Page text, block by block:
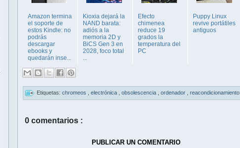
Amazon termina
el soporte de
estos Kindle: no
podrás
descargar
ebooks y
quedarán inse...
Kioxia dejará la
NAND barata:
adiós a la
memoria 2D y
BiCS Gen 3 en
2028, foco total
...
Efecto
chimenea
reduce 19
grados la
temperatura del
PC
Puppy Linux
revive portátiles
antiguos
Etiquetas: chromeos electrónica obsolescencia ordenador reacondicionamiento
0 comentarios :
PUBLICAR UN COMENTARIO